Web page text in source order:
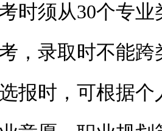
时须从30个专业
，录取时不能
报时，可根据